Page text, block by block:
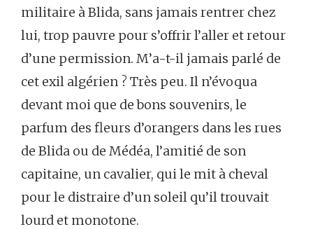
militaire à Blida, sans jamais rentrer chez
lui, trop pauvre pour s’offrir l’aller et retour
d’une permission. M’a-t-il jamais parlé de
cet exil algérien ? Très peu. Il n’évoqua
devant moi que de bons souvenirs, le
parfum des fleurs d’orangers dans les rues
de Blida ou de Médéa, l’amitié de son
capitaine, un cavalier, qui le mit à cheval
pour le distraire d’un soleil qu’il trouvait
lourd et monotone.